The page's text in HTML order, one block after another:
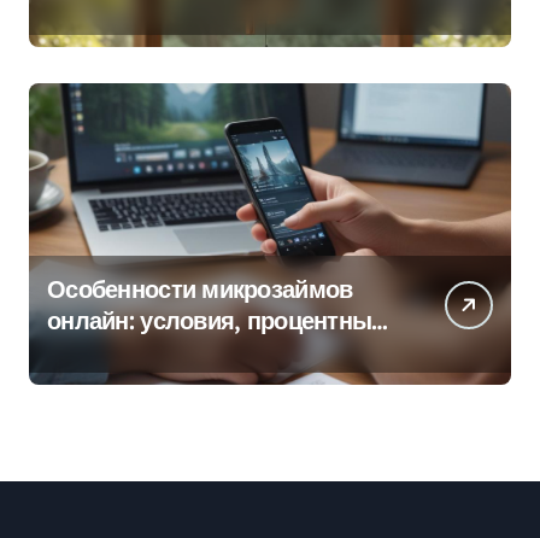
Особенности микрозаймов
онлайн: условия, процентные
ставки и порядок оформления